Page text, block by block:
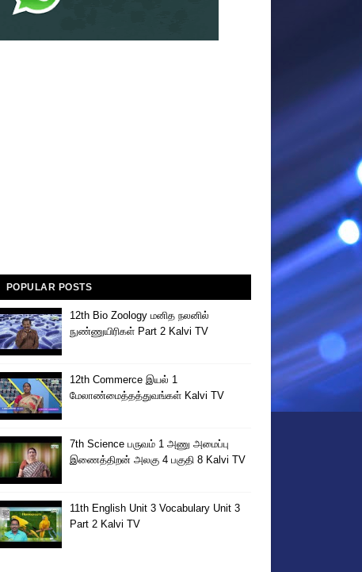
POPULAR POSTS
12th Bio Zoology மனித நலனில்
நுண்ணுயிரிகள் Part 2 Kalvi TV
12th Commerce இயல் 1
மேலாண்மைத்தத்துவங்கள் Kalvi TV
7th Science பருவம் 1 அணு அமைப்பு
இணைத்திறன் அலகு 4 பகுதி 8 Kalvi TV
11th English Unit 3 Vocabulary Unit 3
Part 2 Kalvi TV